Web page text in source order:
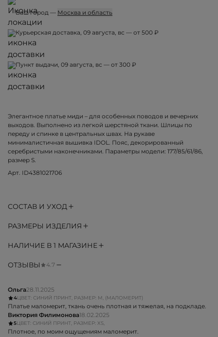
Ваш город — Москва и область
Курьерская доставка, 09 августа, вс — от 500 ₽
Пункт выдачи, 09 августа, вс — от 300 ₽
Элегантное платье миди – для особенных поводов и вечерних
выходов. Выполнено из легкой шерстяной ткани. Шлицы по
переду и спинке в центральных швах. На рукаве
минималистичная вышивка IDOL. Пояс, декорированный
серебристыми наконечниками. Параметры модели: 177/85/61/86,
размер S.
Арт. ID4381021706
СОСТАВ И УХОД
РАЗМЕРЫ ИЗДЕЛИЯ
НАЛИЧИЕ В 1 МАГАЗИНЕ
ОТЗЫВЫ 4.7
Ольга28.11.2025
4ЦВЕТ: СИНИЙ ПРИНТ, РАЗМЕР: M, (МАЛОМЕРИТ)
Платье маломерит, ткань очень плотная и тяжелая, на подкладе.
Виктория Филимонова18.02.2025
5ЦВЕТ: СИНИЙ ПРИНТ, РАЗМЕР: XS,
Плотное, по моим ощущениям маломерит.